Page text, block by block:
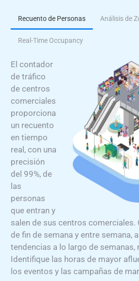
Recuento de Personas Análisis de
Real-Time Occupancy
El contador
de tráfico
de centros
comerciales
proporciona
un recuento
en tiempo
real, con una
precisión
del 99%, de
las
personas
que entran y
salen de sus centros comerciales.
de fin de semana y entre semana,
tendencias a lo largo de semanas,
Identifique las horas de mayor
los eventos y las campañas de